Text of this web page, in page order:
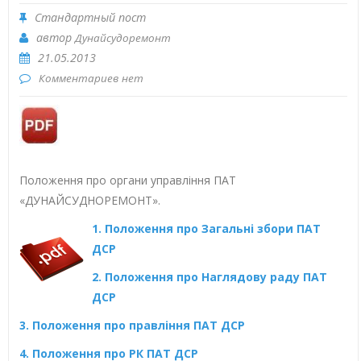
Стандартный пост
авторДунайсудоремонт
21.05.2013
Комментариев нет
Положення про органи управління ПАТ
«ДУНАЙСУДНОРЕМОНТ».
1. Положення про Загальні збори ПАТ
ДСР
2. Положення про Наглядову раду ПАТ
ДСР
3. Положення про правління ПАТ ДСР
4. Положення про РК ПАТ ДСР